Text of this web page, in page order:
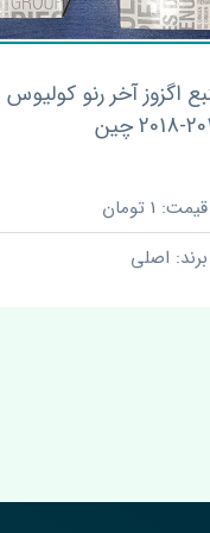
دیسک چرخ جلو رنو
2017-2018 WALBURG
قیمت: 8250000 تومان
برند: اصلی